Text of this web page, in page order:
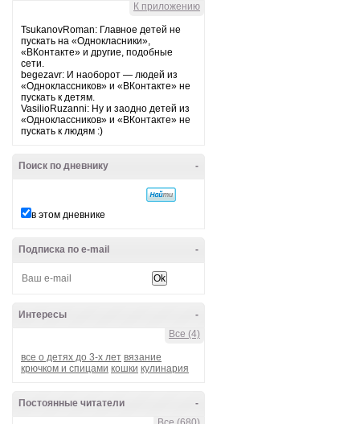
К приложению
TsukanovRoman: Главное детей не
пускать на «Однокласники»,
«ВКонтакте» и другие, подобные
сети.
begezavr: И наоборот — людей из
«Одноклассников» и «ВКонтакте» не
пускать к детям.
VasilioRuzanni: Ну и заодно детей из
«Одноклассников» и «ВКонтакте» не
пускать к людям :)
-
Поиск по дневнику
в этом дневнике
-
Подписка по e-mail
-
Интересы
Все (4)
все о детях до 3-х лет вязание
крючком и спицами кошки кулинария
-
Постоянные читатели